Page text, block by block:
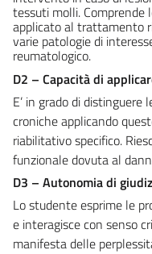
tessuti molli. Comprende
applicato al trattamento
varie patologie di
reumatologico.
D2 – Capacità di
E’ in grado di distinguere
croniche applicando
riabilitativo specifico.
funzionale dovuta al
D3 – Autonomia di
Lo studente esprime le
e interagisce con senso
manifesta delle